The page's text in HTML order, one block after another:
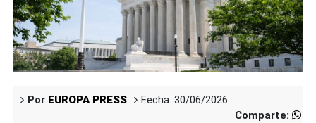
Por EUROPA PRESS
Fecha: 30/06/2026
Comparte: